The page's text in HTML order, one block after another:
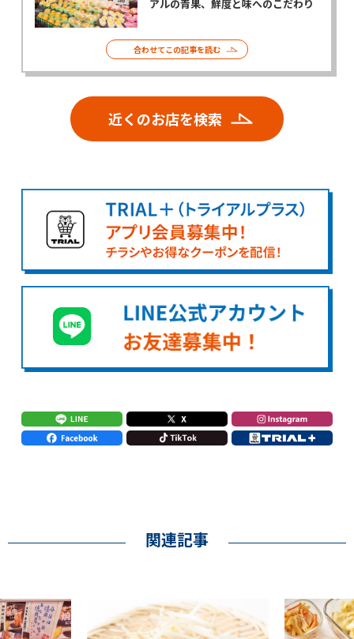
アルの青果、鮮度と味へのこだわり
合わせてこの記事を読む
近くのお店を検索
関連記事